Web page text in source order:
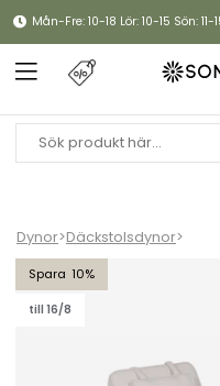
Mån-Fre: 10-18 Lör: 10-15 Sön: 11-
Dynor>Däckstolsdynor>
10
till 16/8
Däckstolsdyna River - blanco